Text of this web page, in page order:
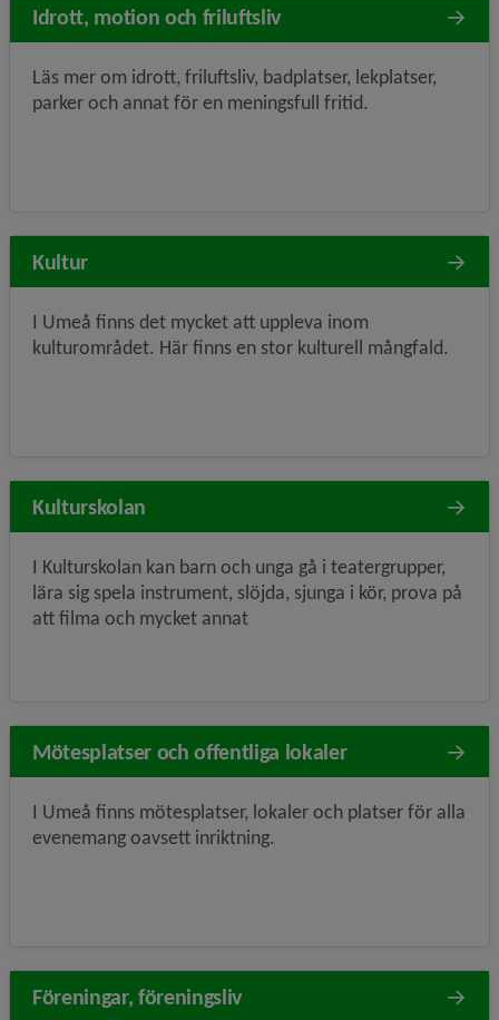
Idrott, motion och friluftsliv
Läs mer om idrott, friluftsliv, badplatser, lekplatser,
parker och annat för en meningsfull fritid.
Kultur
I Umeå finns det mycket att uppleva inom
kulturområdet. Här finns en stor kulturell mångfald.
Kulturskolan
I Kulturskolan kan barn och unga gå i teatergrupper,
lära sig spela instrument, slöjda, sjunga i kör, prova på
att filma och mycket annat
Mötesplatser och offentliga lokaler
I Umeå finns mötesplatser, lokaler och platser för alla
evenemang oavsett inriktning.
Föreningar, föreningsliv